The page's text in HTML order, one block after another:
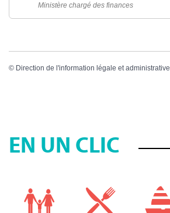
Ministère chargé des finances
© Direction de l'information légale et administrative
EN UN CLIC